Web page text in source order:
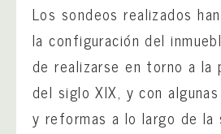
Los sondeos realizados
la configuración del
de realizarse en torno a la
del siglo XIX, y con
y reformas a lo largo de la